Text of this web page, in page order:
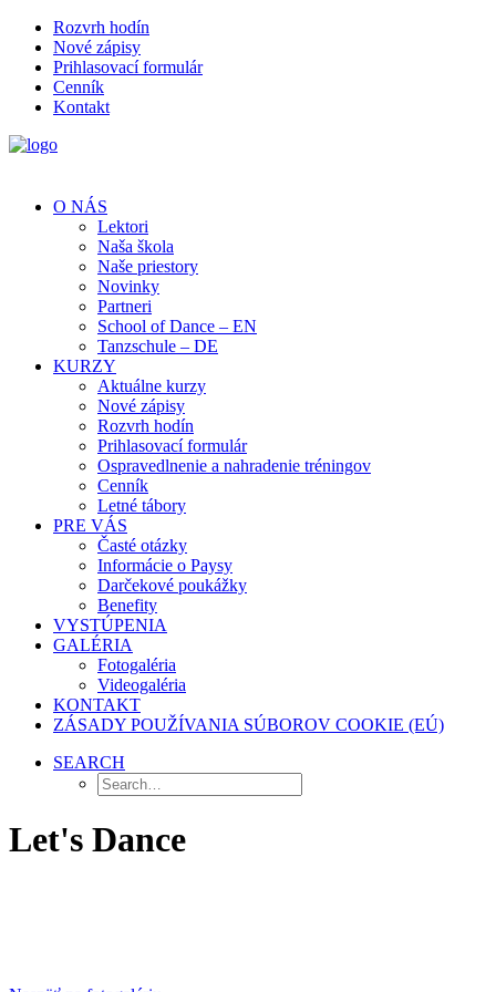
Rozvrh hodín
Nové zápisy
Prihlasovací formulár
Cenník
Kontakt
O NÁS
Lektori
Naša škola
Naše priestory
Novinky
Partneri
School of Dance – EN
Tanzschule – DE
KURZY
Aktuálne kurzy
Nové zápisy
Rozvrh hodín
Prihlasovací formulár
Ospravedlnenie a nahradenie tréningov
Cenník
Letné tábory
PRE VÁS
Časté otázky
Informácie o Paysy
Darčekové poukážky
Benefity
VYSTÚPENIA
GALÉRIA
Fotogaléria
Videogaléria
KONTAKT
ZÁSADY POUŽÍVANIA SÚBOROV COOKIE (EÚ)
SEARCH
Let's Dance